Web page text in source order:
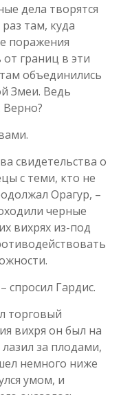
дела творятся
там, куда
поражения
границ в эти
объединились
Змеи. Ведь
свидетельства о
с теми, кто не
Орагур, –
черные
вихрях из-под
спросил Гардис.
торговый
вихря он был на
за плодами,
немного ниже
умом, и